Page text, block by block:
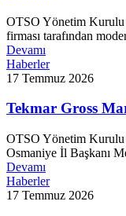
OTSO Yönetim
firması tarafından
Devamı
Haberler
17 Temmuz 2026
Tekmar Gross
OTSO Yönetim
Osmaniye İl Başkanı
Devamı
Haberler
17 Temmuz 2026